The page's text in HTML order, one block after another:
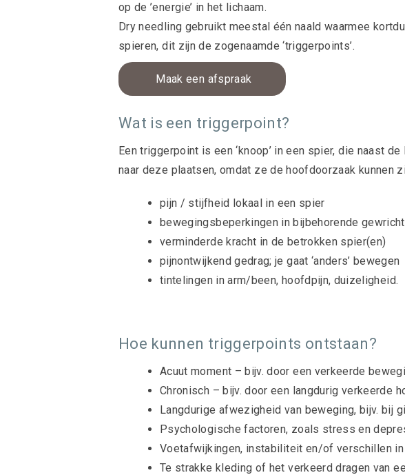
op de ’energie’ in het lichaam.
Dry needling gebruikt meestal één naald waarmee
spieren, dit zijn de zogenaamde ‘triggerpoints’.
Maak een afspraak
Wat is een triggerpoint?
Een triggerpoint is een ‘knoop’ in een spier, die naast
naar deze plaatsen, omdat ze de hoofdoorzaak kunnen
pijn / stijfheid lokaal in een spier
bewegingsbeperkingen in bijbehorende
verminderde kracht in de betrokken spier(en)
pijnontwijkend gedrag; je gaat ‘anders’ bewegen
tintelingen in arm/been, hoofdpijn, duizeligheid.
Hoe kunnen triggerpoints ontstaan?
Acuut moment – bijv. door een verkeerde
Chronisch – bijv. door een langdurig verkeerde
Langdurige afwezigheid van beweging, bijv. bij
Psychologische factoren, zoals stress en
Voetafwijkingen, instabiliteit en/of verschillen
Te strakke kleding of het verkeerd dragen van